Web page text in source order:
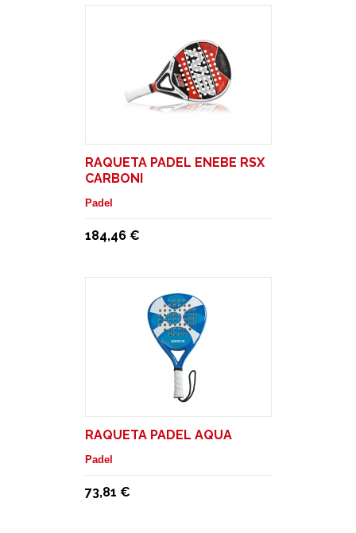
RAQUETA PADEL ENEBE RSX
CARBONI
Padel
184,46 €
RAQUETA PADEL AQUA
Padel
73,81 €